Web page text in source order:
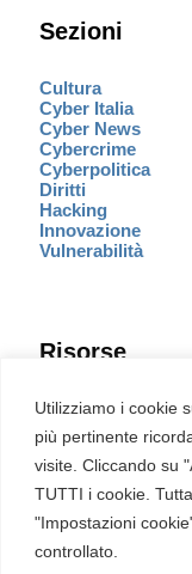
Utilizziamo i cookie
più pertinente
visite. Cliccando su
TUTTI i cookie.
"Impostazioni
controllato.
Sezioni
Cultura
Cyber Italia
Cyber News
Cybercrime
Cyberpolitica
Diritti
Hacking
Innovazione
Vulnerabilità
Risorse
Eventi
Fumetto Cyber
Newsletter
Servizi
Pubblicità
English
Ultime CVE critiche